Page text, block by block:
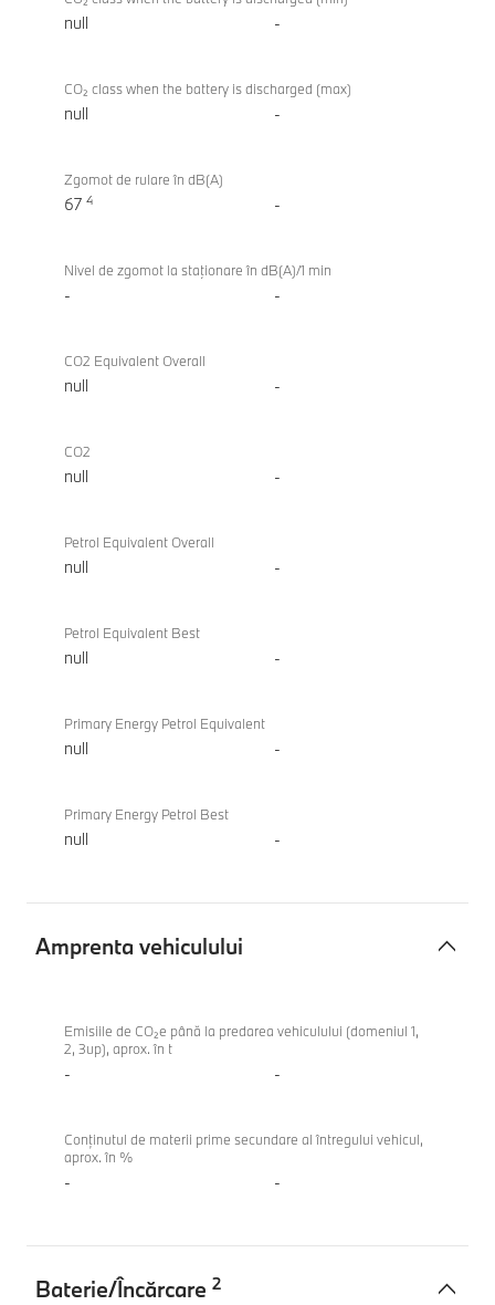
null -
CO₂ class when the battery is discharged (max)
null -
Zgomot de rulare în dB(A)
67 4 -
Nivel de zgomot la staţionare în dB(A)/1 min
- -
CO2 Equivalent Overall
null -
CO2
null -
Petrol Equivalent Overall
null -
Petrol Equivalent Best
null -
Primary Energy Petrol Equivalent
null -
Primary Energy Petrol Best
null -
Amprenta vehiculului
vehiculului
eDrive40
Gran
Coupé
Emisiile de CO₂e până la predarea vehiculului (domeniul 1,
2, 3up), aprox. în t
- -
Conținutul de materii prime secundare al întregului vehicul,
aprox. în %
- -
Baterie/Încărcare 2